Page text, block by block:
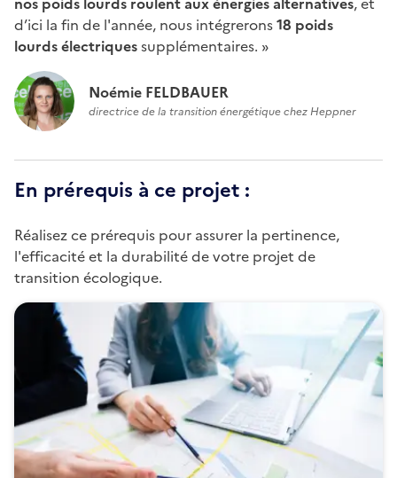
d’ici la fin de l'année, nous intégrerons18 poids
lourds électriquessupplémentaires. »
Noémie FELDBAUER
directrice de la transition énergétique chez Heppner
En prérequis à ce projet :
Réalisez ce prérequis pour assurer la pertinence,
l'efficacité et la durabilité de votre projet de
transition écologique.